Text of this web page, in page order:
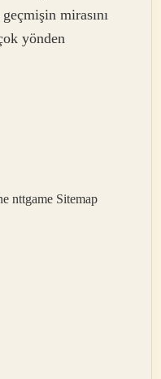
mirasını
yönden
nttgame Sitemap